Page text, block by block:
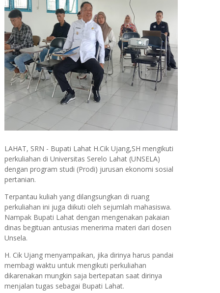
LAHAT, SRN - Bupati Lahat H.Cik Ujang,SH mengikuti
perkuliahan di Universitas Serelo Lahat (UNSELA)
dengan program studi (Prodi) jurusan ekonomi sosial
pertanian.
Terpantau kuliah yang dilangsungkan di ruang
perkuliahan ini juga diikuti oleh sejumlah mahasiswa.
Nampak Bupati Lahat dengan mengenakan pakaian
dinas begituan antusias menerima materi dari dosen
Unsela.
H. Cik Ujang menyampaikan, jika dirinya harus pandai
membagi waktu untuk mengikuti perkuliahan
dikarenakan mungkin saja bertepatan saat dirinya
menjalan tugas sebagai Bupati Lahat.